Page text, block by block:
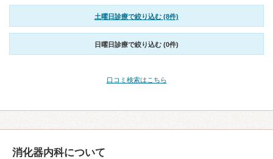
土曜日診療で絞り込む (8件)
日曜日診療で絞り込む (0件)
口コミ検索はこちら
消化器内科について